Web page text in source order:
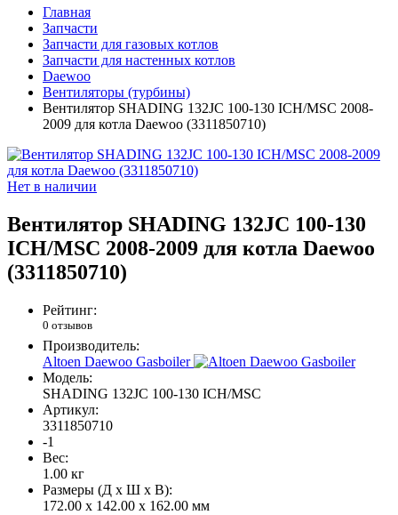
Главная
Запчасти
Запчасти для газовых котлов
Запчасти для настенных котлов
Daewoo
Вентиляторы (турбины)
Вентилятор SHADING 132JC 100-130 ICH/MSC 2008-
2009 для котла Daewoo (3311850710)
Нет в наличии
Вентилятор SHADING 132JC 100-130
ICH/MSC 2008-2009 для котла Daewoo
(3311850710)
Рейтинг:
0 отзывов
Производитель:
Altoen Daewoo Gasboiler
Модель:
SHADING 132JC 100-130 ICH/MSC
Артикул:
3311850710
-1
Вес:
1.00 кг
Размеры (Д x Ш x В):
172.00 x 142.00 x 162.00 мм